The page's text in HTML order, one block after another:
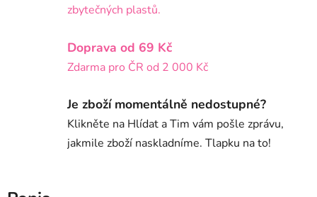
zbytečných plastů.
Doprava od 69 Kč
Zdarma pro ČR od 2 000 Kč
Je zboží momentálně nedostupné?
Klikněte na Hlídat a Tim vám pošle zprávu,
jakmile zboží naskladníme. Tlapku na to!